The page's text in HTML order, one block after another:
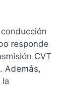
responde
CVT
Además,
la